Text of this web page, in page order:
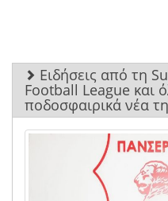
Ειδήσεις από τη
Football League και
ποδοσφαιρικά νέα